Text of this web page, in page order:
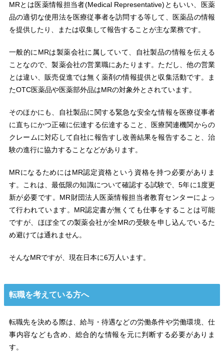
MRとは医薬情報担当者(Medical Representative)ともいい、医薬
品の適切な使用法を医療従事者を訪問する等して、医薬品の情報
を提供したり、または収集して報告することが主な業務です。
一般的にMRは製薬会社に属していて、自社製品の情報を伝える
ことなので、製薬会社の営業職にあたります。ただし、他の営業
とは違い、販売促進では無く薬剤の情報提供と収集活動です。ま
たOTC医薬品や医薬部外品はMRの対象外とされています。
そのほかにも、自社製品に関する緊急な安全な情報を医療従事者
に直ちにかつ正確に伝達する伝達すること、医療関連機関からの
クレームに対応して自社に報告すし改善結果を報告すること、治
験の進行に協力することなどがあります。
MRになるためにはMR認定資格という資格を持つ必要がありま
す。これは、最低限の知識について確認する試験で、5年に1度更
新が必要です。MR財団法人医薬情報担当者教育センターによっ
て行われています。MR認定書が無くても仕事をすることは可能
ですが、ほぼ全ての製薬会社が全MRの受験を申し込んでいるた
め避けては通れません。
そんなMRですが、現在日本に6万人います。
転職を考えている方へ
転職先を決める際は、給与・待遇などの労働条件や労働環境、仕
事内容なども含め、総合的な情報を元に判断する必要がありま
す。